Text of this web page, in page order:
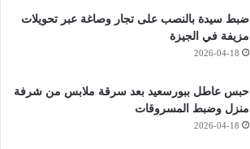
ضبط سيدة بالنصب على تجار وصاغة عبر تحويلات
مزيفة في الجيزة
2026-04-18
حبس عاطل ببورسعيد بعد سرقة ملابس من شرفة
منزل وضبط المسروقات
2026-04-18